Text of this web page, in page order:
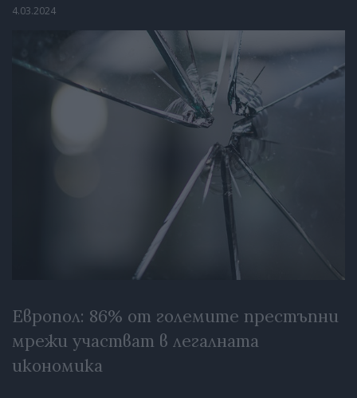
4.03.2024
Европол: 86% от големите престъпни
мрежи участват в легалната
икономика